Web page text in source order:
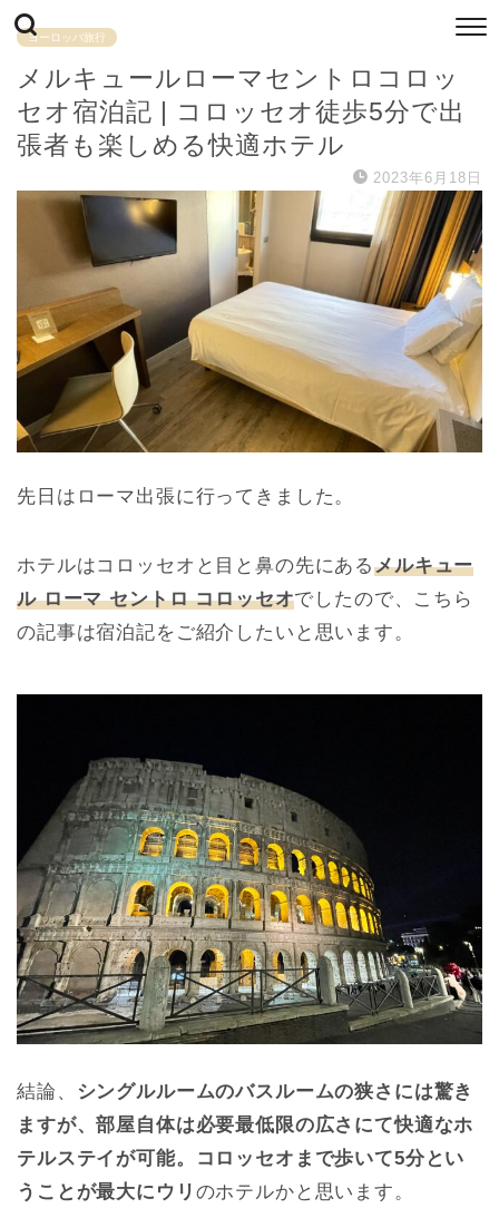
ヨーロッパ旅行
メルキュールローマセントロコロッ
セオ宿泊記 | コロッセオ徒歩5分で出
張者も楽しめる快適ホテル
2023年6月18日
先日はローマ出張に行ってきました。
ホテルはコロッセオと目と鼻の先にあるメルキュー
ル ローマ セントロ コロッセオでしたので、こちら
の記事は宿泊記をご紹介したいと思います。
結論、 シングルルームのバスルームの狭さには驚き
ますが、部屋自体は必要最低限の広さにて快適なホ
テルステイが可能。コロッセオまで歩いて5分とい
うことが最大にウリ のホテルかと思います。